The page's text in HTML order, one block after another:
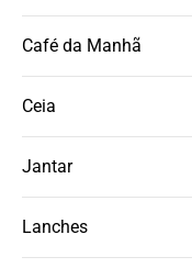
Café da Manhã
Ceia
Jantar
Lanches